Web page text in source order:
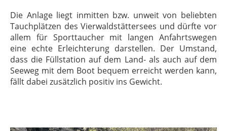
Die Anlage liegt inmitten bzw. unweit von beliebten
Tauchplätzen des Vierwaldstättersees und dürfte vor
allem für Sporttaucher mit langen Anfahrtswegen
eine echte Erleichterung darstellen. Der Umstand,
dass die Füllstation auf dem Land- als auch auf dem
Seeweg mit dem Boot bequem erreicht werden kann,
fällt dabei zusätzlich positiv ins Gewicht.